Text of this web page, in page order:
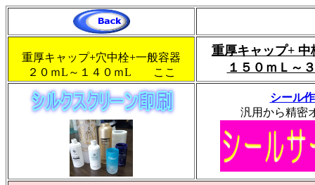
重厚キャップ+穴中栓+一般容器
２０ｍL～１４０ｍL ここ
重厚キャップ+ 中
１５０ｍＬ～
シール
汎用から精密